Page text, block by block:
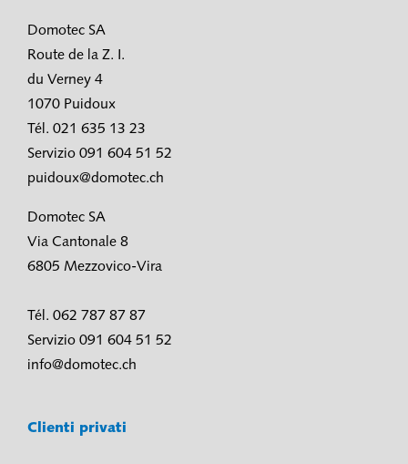
Domotec SA
Route de la Z. I.
du Verney 4
1070 Puidoux
Tél. 021 635 13 23
Servizio 091 604 51 52
puidoux@domotec.ch
Domotec SA
Via Cantonale 8
6805 Mezzovico-Vira
Tél. 062 787 87 87
Servizio 091 604 51 52
info@domotec.ch
Clienti privati